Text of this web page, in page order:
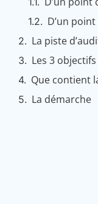
D’un
La piste
Les 3
Que contient
La démarche